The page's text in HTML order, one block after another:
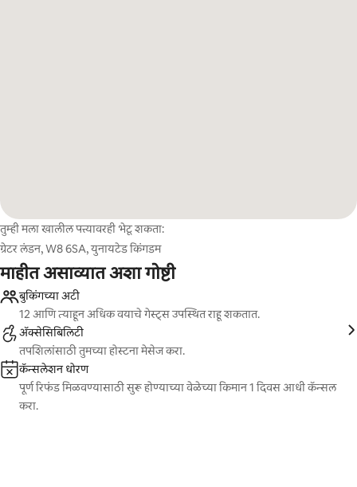
तुम्ही मला खालील पत्त्यावरही भेटू शकता:
ग्रेटर लंडन, W8 6SA, युनायटेड किंगडम
माहीत असाव्यात अशा गोष्टी
बुकिंगच्या अटी
12 आणि त्याहून अधिक वयाचे गेस्ट्स उपस्थित राहू शकतात.
ॲक्सेसिबिलिटी
तपशिलांसाठी तुमच्या होस्टना मेसेज करा.
कॅन्सलेशन धोरण
पूर्ण रिफंड मिळवण्यासाठी सुरू होण्याच्या वेळेच्या किमान 1 दिवस आधी कॅन्सल
करा.